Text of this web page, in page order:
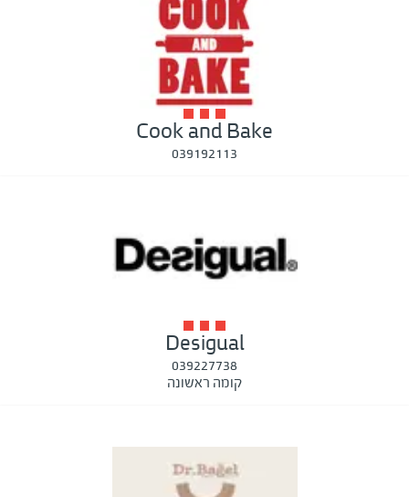
Cook and Bake
039192113
Desigual
039227738
קומה ראשונה